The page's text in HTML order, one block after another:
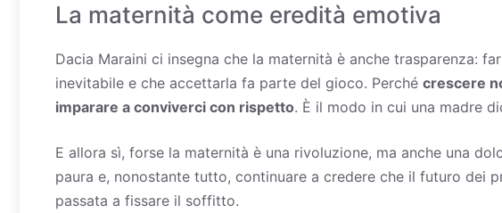
La maternità come eredità emotiva
Dacia Maraini ci insegna che la maternità è anche trasparenza:
inevitabile e che accettarla fa parte del gioco. Perché crescere
imparare a conviverci con rispetto. È il modo in cui una madre
E allora sì, forse la maternità è una rivoluzione, ma anche una
paura e, nonostante tutto, continuare a credere che il futuro dei
passata a fissare il soffitto.